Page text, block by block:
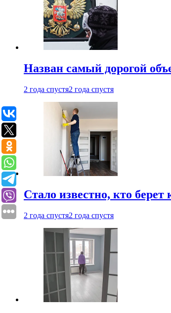
Назван самый дорогой
2 года спустя2 года спустя
Стало известно, кто
2 года спустя2 года спустя